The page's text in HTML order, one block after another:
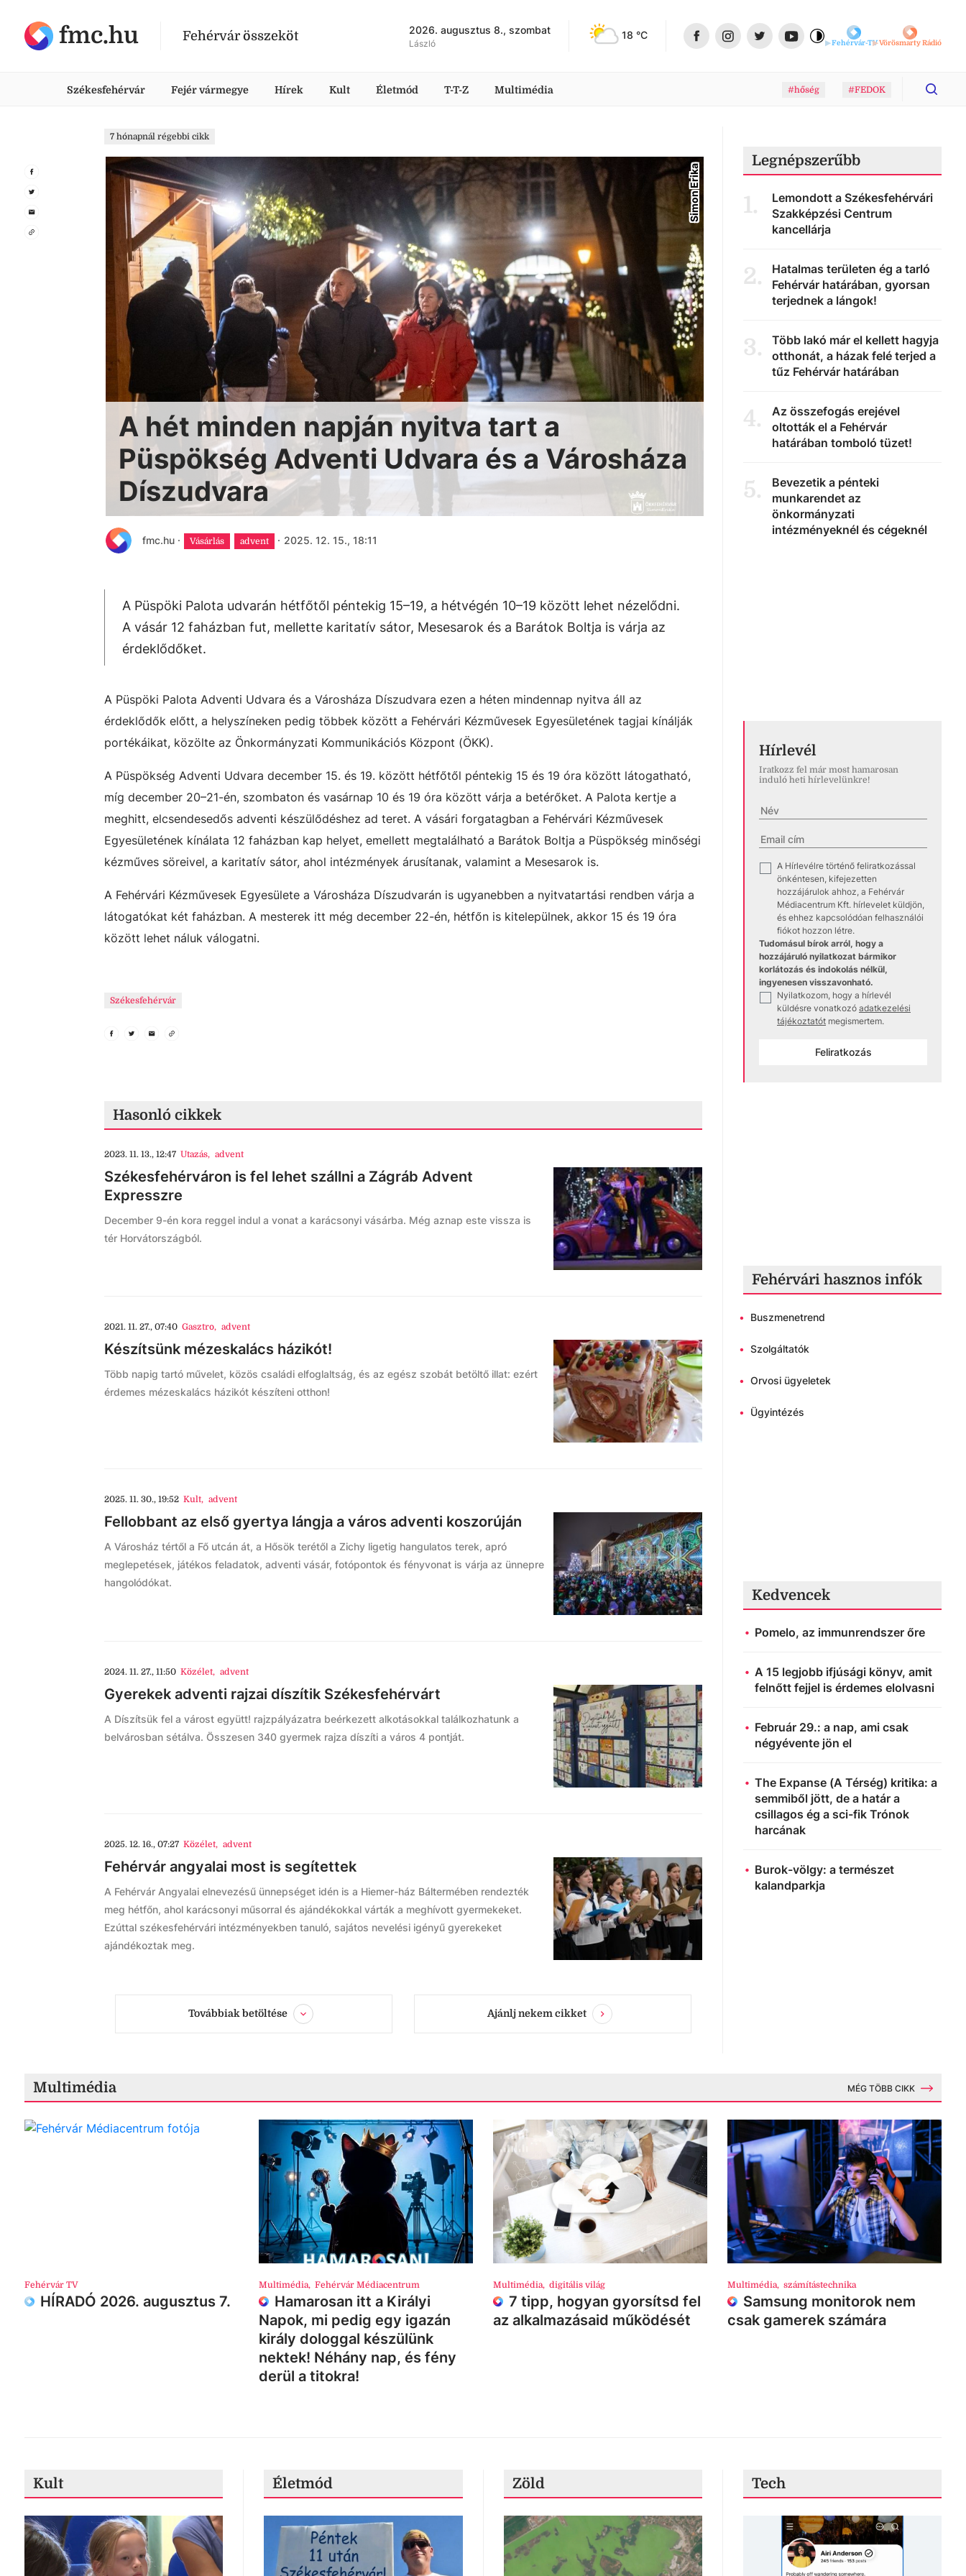
fmc.hu Fehérvár összeköt 2026. augusztus 8., szombat
László
18 °C
Fehérvár-TVVörösmarty Rádió
Székesfehérvár Fejér vármegye Hírek Kult Életmód T-T-Z Multimédia #hőség #FEDOK
7 hónapnál régebbi cikk
Simon Erika
A hét minden napján nyitva tart a
Püspökség Adventi Udvara és a Városháza
Díszudvara
fmc.hu · Vásárlás advent · 2025. 12. 15., 18:11
A Püspöki Palota udvarán hétfőtől péntekig 15–19, a hétvégén 10–19 között lehet nézelődni.
A vásár 12 faházban fut, mellette karitatív sátor, Mesesarok és a Barátok Boltja is várja az
érdeklődőket.
A Püspöki Palota Adventi Udvara és a Városháza Díszudvara ezen a héten mindennap nyitva áll az
érdeklődők előtt, a helyszíneken pedig többek között a Fehérvári Kézművesek Egyesületének tagjai kínálják
portékáikat, közölte az Önkormányzati Kommunikációs Központ (ÖKK).
A Püspökség Adventi Udvara december 15. és 19. között hétfőtől péntekig 15 és 19 óra között látogatható,
míg december 20–21-én, szombaton és vasárnap 10 és 19 óra között várja a betérőket. A Palota kertje a
meghitt, elcsendesedős adventi készülődéshez ad teret. A vásári forgatagban a Fehérvári Kézművesek
Egyesületének kínálata 12 faházban kap helyet, emellett megtalálható a Barátok Boltja a Püspökség minőségi
kézműves söreivel, a karitatív sátor, ahol intézmények árusítanak, valamint a Mesesarok is.
A Fehérvári Kézművesek Egyesülete a Városháza Díszudvarán is ugyanebben a nyitvatartási rendben várja a
látogatókat két faházban. A mesterek itt még december 22-én, hétfőn is kitelepülnek, akkor 15 és 19 óra
között lehet náluk válogatni.
Székesfehérvár
Hasonló cikkek
2023. 11. 13., 12:47 Utazás, advent
Székesfehérváron is fel lehet szállni a Zágráb Advent
Expresszre
December 9-én kora reggel indul a vonat a karácsonyi vásárba. Még aznap este vissza is
tér Horvátországból.
2021. 11. 27., 07:40 Gasztro, advent
Készítsünk mézeskalács házikót!
Több napig tartó művelet, közös családi elfoglaltság, és az egész szobát betöltő illat: ezért
érdemes mézeskalács házikót készíteni otthon!
2025. 11. 30., 19:52 Kult, advent
Fellobbant az első gyertya lángja a város adventi koszorúján
A Városház tértől a Fő utcán át, a Hősök terétől a Zichy ligetig hangulatos terek, apró
meglepetések, játékos feladatok, adventi vásár, fotópontok és fényvonat is várja az ünnepre
hangolódókat.
2024. 11. 27., 11:50 Közélet, advent
Gyerekek adventi rajzai díszítik Székesfehérvárt
A Díszítsük fel a várost együtt! rajzpályázatra beérkezett alkotásokkal találkozhatunk a
belvárosban sétálva. Összesen 340 gyermek rajza díszíti a város 4 pontját.
2025. 12. 16., 07:27 Közélet, advent
Fehérvár angyalai most is segítettek
A Fehérvár Angyalai elnevezésű ünnepséget idén is a Hiemer-ház Báltermében rendezték
meg hétfőn, ahol karácsonyi műsorral és ajándékokkal várták a meghívott gyermekeket.
Ezúttal székesfehérvári intézményekben tanuló, sajátos nevelési igényű gyerekeket
ajándékoztak meg.
Továbbiak betöltése Ajánlj nekem cikket
Legnépszerűbb
1.
Lemondott a Székesfehérvári
Szakképzési Centrum
kancellárja
2.
Hatalmas területen ég a tarló
Fehérvár határában, gyorsan
terjednek a lángok!
3.
Több lakó már el kellett hagyja
otthonát, a házak felé terjed a
tűz Fehérvár határában
4.
Az összefogás erejével
oltották el a Fehérvár
határában tomboló tüzet!
5.
Bevezetik a pénteki
munkarendet az
önkormányzati
intézményeknél és cégeknél
Hírlevél
Iratkozz fel már most hamarosan
induló heti hírlevelünkre!
A Hírlevélre történő feliratkozással
önkéntesen, kifejezetten
hozzájárulok ahhoz, a Fehérvár
Médiacentrum Kft. hírlevelet küldjön,
és ehhez kapcsolódóan felhasználói
fiókot hozzon létre.
Tudomásul bírok arról, hogy a
hozzájáruló nyilatkozat bármikor
korlátozás és indokolás nélkül,
ingyenesen visszavonható.
Nyilatkozom, hogy a hírlevél
küldésre vonatkozó adatkezelési
tájékoztatót megismertem.
Feliratkozás
Fehérvári hasznos infók
• Buszmenetrend
• Szolgáltatók
• Orvosi ügyeletek
• Ügyintézés
Kedvencek
Pomelo, az immunrendszer őre
A 15 legjobb ifjúsági könyv, amit
felnőtt fejjel is érdemes elolvasni
Február 29.: a nap, ami csak
négyévente jön el
The Expanse (A Térség) kritika: a
semmiből jött, de a határ a
csillagos ég a sci-fik Trónok
harcának
Burok-völgy: a természet
kalandparkja
Multimédia MÉG TÖBB CIKK
Fehérvár TV
HÍRADÓ 2026. augusztus 7.
Multimédia, Fehérvár Médiacentrum
Hamarosan itt a Királyi
Napok, mi pedig egy igazán
király dologgal készülünk
nektek! Néhány nap, és fény
derül a titokra!
Multimédia, digitális világ
7 tipp, hogyan gyorsítsd fel
az alkalmazásaid működését
Multimédia, számítástechnika
Samsung monitorok nem
csak gamerek számára
Kult Életmód Zöld Tech